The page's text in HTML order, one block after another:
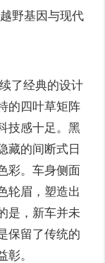
野基因与现代
了经典的设计
的四叶草矩阵
技感十足。黑
藏的间断式日
彩。车身侧面
轮眉，塑造出
是，新车并未
保留了传统的
。